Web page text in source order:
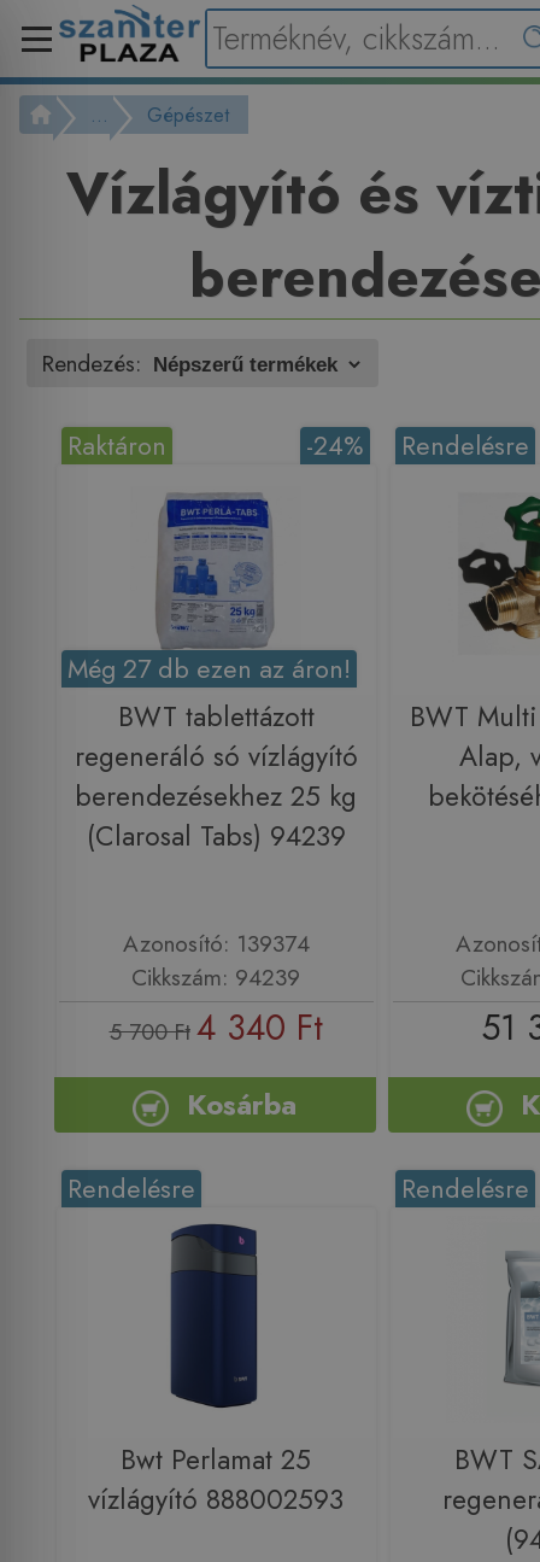
... Gépészet
Vízlágyító és
Rendezés:
-24%
Raktáron
Még 27 db ezen az áron!
BWT tablettázott
regeneráló só vízlágyító
berendezésekhez 25 kg
(Clarosal Tabs) 94239
Azonosító: 139374
Cikkszám: 94239
5 700 Ft 4 340 Ft
Kosárba
Rendelésre
BWT
Alap,
51
Rendelésre
Bwt Perlamat 25
vízlágyító 888002593
Rendelésre
BWT